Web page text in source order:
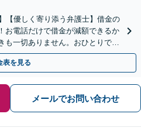
【優しく寄り添う弁護士】借金の
お電話だけで借金が減額できるか
も一切ありません。おひとりで悩
電話相談可】
表を見る
メールでお問い合わせ